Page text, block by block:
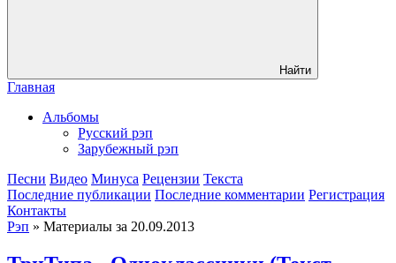
Найти
Главная
Альбомы
Русский рэп
Зарубежный рэп
Песни Видео Минуса Рецензии Текста
Последние публикации Последние комментарии Регистрация
Контакты
Рэп » Материалы за 20.09.2013